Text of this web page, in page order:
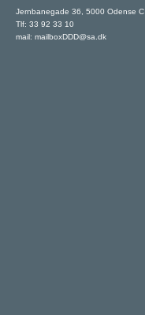
Jernbanegade 36, 5000 Odense C
Tlf: 33 92 33 10
mail: mailboxDDD@sa.dk